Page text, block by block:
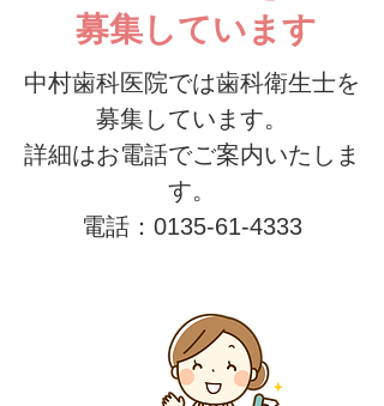
募集しています
中村歯科医院では歯科衛生士を
募集しています。
​詳細はお電話でご案内いたしま
す。
​電話：0135-61-4333